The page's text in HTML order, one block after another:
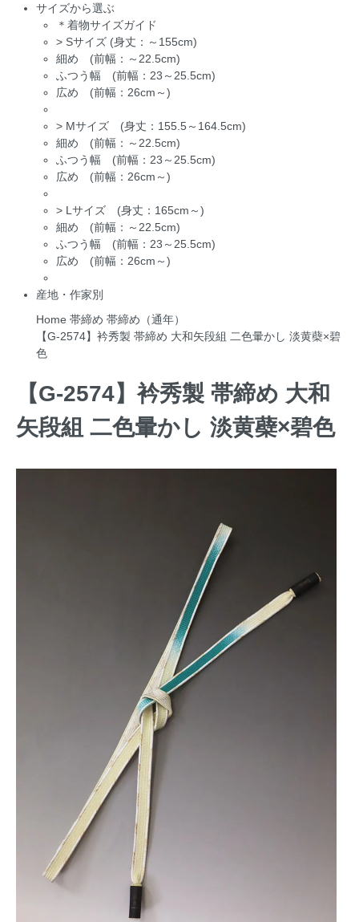
サイズから選ぶ
＊着物サイズガイド
> Sサイズ (身丈：～155cm)
細め (前幅：～22.5cm)
ふつう幅 (前幅：23～25.5cm)
広め (前幅：26cm～)
> Mサイズ (身丈：155.5～164.5cm)
細め (前幅：～22.5cm)
ふつう幅 (前幅：23～25.5cm)
広め (前幅：26cm～)
> Lサイズ (身丈：165cm～)
細め (前幅：～22.5cm)
ふつう幅 (前幅：23～25.5cm)
広め (前幅：26cm～)
産地・作家別
Home 帯締め 帯締め（通年）
【G-2574】衿秀製 帯締め 大和矢段組 二色暈かし 淡黄蘗×碧
色
【G-2574】衿秀製 帯締め 大和
矢段組 二色暈かし 淡黄蘗×碧色